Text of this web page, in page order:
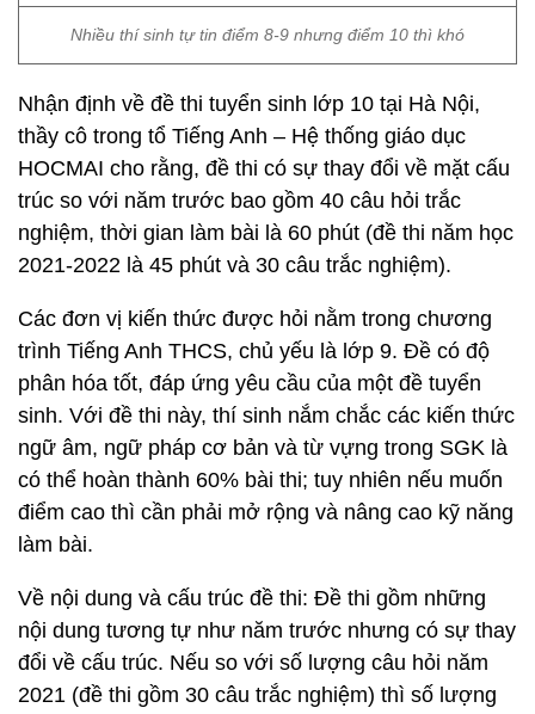
Nhiều thí sinh tự tin điểm 8-9 nhưng điểm 10 thì khó
Nhận định về đề thi tuyển sinh lớp 10 tại Hà Nội,
thầy cô trong tổ Tiếng Anh – Hệ thống giáo dục
HOCMAI cho rằng, đề thi có sự thay đổi về mặt cấu
trúc so với năm trước bao gồm 40 câu hỏi trắc
nghiệm, thời gian làm bài là 60 phút (đề thi năm học
2021-2022 là 45 phút và 30 câu trắc nghiệm).
Các đơn vị kiến thức được hỏi nằm trong chương
trình Tiếng Anh THCS, chủ yếu là lớp 9. Đề có độ
phân hóa tốt, đáp ứng yêu cầu của một đề tuyển
sinh. Với đề thi này, thí sinh nắm chắc các kiến thức
ngữ âm, ngữ pháp cơ bản và từ vựng trong SGK là
có thể hoàn thành 60% bài thi; tuy nhiên nếu muốn
điểm cao thì cần phải mở rộng và nâng cao kỹ năng
làm bài.
Về nội dung và cấu trúc đề thi: Đề thi gồm những
nội dung tương tự như năm trước nhưng có sự thay
đổi về cấu trúc. Nếu so với số lượng câu hỏi năm
2021 (đề thi gồm 30 câu trắc nghiệm) thì số lượng